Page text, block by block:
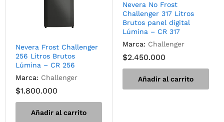
Nevera Frost Challenger
256 Litros Brutos
Lúmina – CR 256
Marca: Challenger
$1.800.000
Añadir al carrito
Nevera No Frost
Challenger 317 Litros
Brutos panel digital
Lúmina – CR 317
Marca: Challenger
$2.450.000
Añadir al carrito